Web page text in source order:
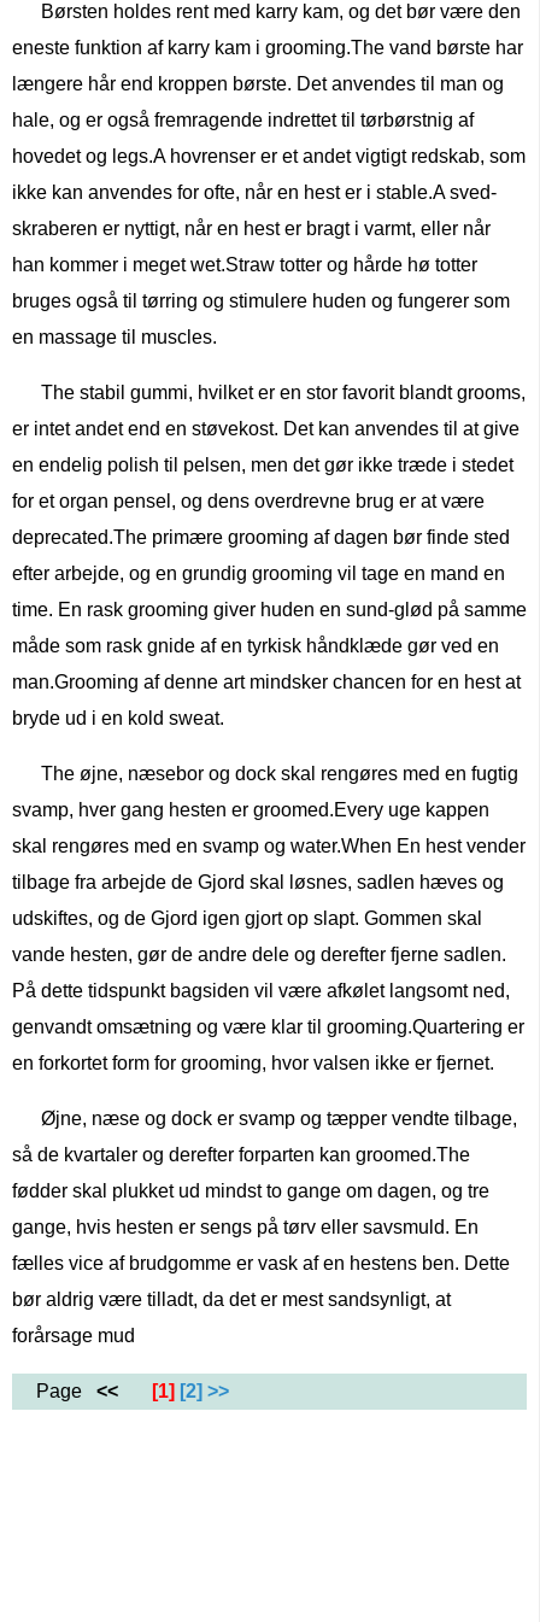
Børsten holdes rent med karry kam, og det bør være den
eneste funktion af karry kam i grooming.The vand børste har
længere hår end kroppen børste. Det anvendes til man og
hale, og er også fremragende indrettet til tørbørstnig af
hovedet og legs.A hovrenser er et andet vigtigt redskab, som
ikke kan anvendes for ofte, når en hest er i stable.A sved-
skraberen er nyttigt, når en hest er bragt i varmt, eller når
han kommer i meget wet.Straw totter og hårde hø totter
bruges også til tørring og stimulere huden og fungerer som
en massage til muscles.
The stabil gummi, hvilket er en stor favorit blandt grooms,
er intet andet end en støvekost. Det kan anvendes til at give
en endelig polish til pelsen, men det gør ikke træde i stedet
for et organ pensel, og dens overdrevne brug er at være
deprecated.The primære grooming af dagen bør finde sted
efter arbejde, og en grundig grooming vil tage en mand en
time. En rask grooming giver huden en sund-glød på samme
måde som rask gnide af en tyrkisk håndklæde gør ved en
man.Grooming af denne art mindsker chancen for en hest at
bryde ud i en kold sweat.
The øjne, næsebor og dock skal rengøres med en fugtig
svamp, hver gang hesten er groomed.Every uge kappen
skal rengøres med en svamp og water.When En hest vender
tilbage fra arbejde de Gjord skal løsnes, sadlen hæves og
udskiftes, og de Gjord igen gjort op slapt. Gommen skal
vande hesten, gør de andre dele og derefter fjerne sadlen.
På dette tidspunkt bagsiden vil være afkølet langsomt ned,
genvandt omsætning og være klar til grooming.Quartering er
en forkortet form for grooming, hvor valsen ikke er fjernet.
Øjne, næse og dock er svamp og tæpper vendte tilbage,
så de kvartaler og derefter forparten kan groomed.The
fødder skal plukket ud mindst to gange om dagen, og tre
gange, hvis hesten er sengs på tørv eller savsmuld. En
fælles vice af brudgomme er vask af en hestens ben. Dette
bør aldrig være tilladt, da det er mest sandsynligt, at
forårsage mud
Page << [1] [2] >>